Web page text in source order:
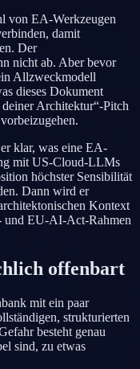
von EA-Werkzeugen
damit
Der
nicht ab. Aber bevor
Allzweckmodell
dieses Dokument
Architektur“-Pitch
klar, was eine EA-
mit US-Cloud-LLMs
höchster Sensibilität
Dann wird er
Kontext
und EU-AI-Act-Rahmen
offenbart
mit ein paar
strukturierten
besteht genau
sind, zu etwas